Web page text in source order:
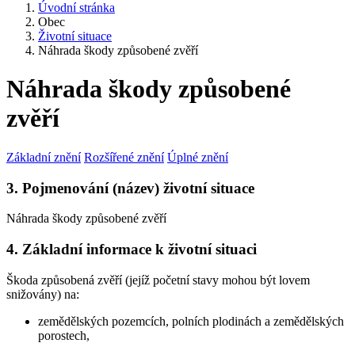
Úvodní stránka
Obec
Životní situace
Náhrada škody způsobené zvěří
Náhrada škody způsobené
zvěří
Základní znění Rozšířené znění Úplné znění
3. Pojmenování (název) životní situace
Náhrada škody způsobené zvěří
4. Základní informace k životní situaci
Škoda způsobená zvěří (jejíž početní stavy mohou být lovem
snižovány) na:
zemědělských pozemcích, polních plodinách a zemědělských
porostech,